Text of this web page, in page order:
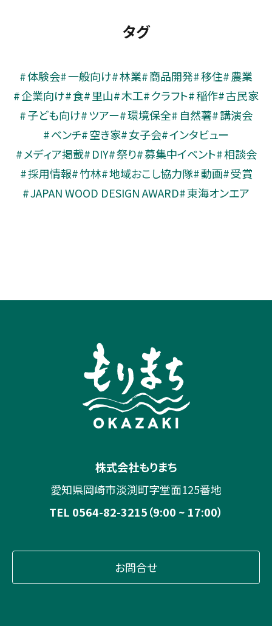
タグ
体験会 一般向け 林業 商品開発 移住
農業
企業向け 食 里山 木工 クラフト 稲作 古民家
子ども向け
ツアー 環境保全 自然薯 講演会
ベンチ 空き家 女子会 インタビュー
メディア掲載 DIY 祭り 募集中イベント 相談会
採用情報 竹林 地域おこし協力隊 動画 受賞
JAPAN WOOD DESIGN AWARD 東海オンエア
株式会社もりまち
愛知県岡崎市淡渕町字堂面125番地
TEL 0564-82-3215（9:00 ~ 17:00）
お問合せ